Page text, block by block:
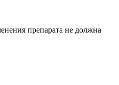
препарата не должна